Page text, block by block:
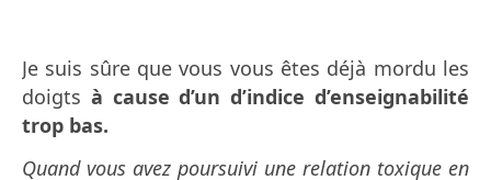
Je suis sûre que vous vous êtes déjà mordu les
doigts à cause d’un d’indice d’enseignabilité
trop bas.
Quand vous avez poursuivi une relation toxique en